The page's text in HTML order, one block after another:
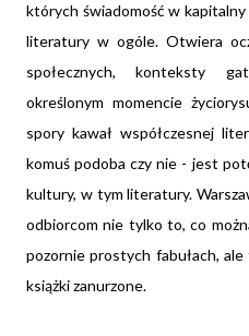
których świadomość w
literatury w ogóle. Otwiera
społecznych, konteksty
określonym momencie
spory kawał współczesnej
komuś podoba czy nie - jest
kultury, w tym literatury.
odbiorcom nie tylko to, co
pozornie prostych fabułach,
książki zanurzone.